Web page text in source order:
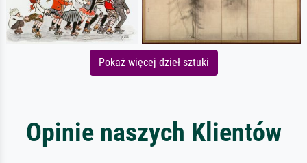
Pokaż więcej dzieł sztuki
Opinie naszych Klientów